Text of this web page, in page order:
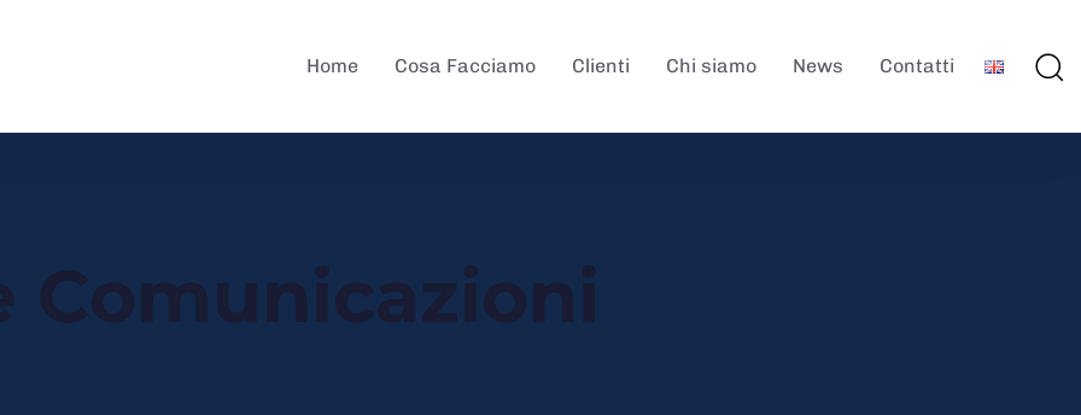
Home Cosa Facciamo Clienti Chi siamo News Contatti
Comunicazioni